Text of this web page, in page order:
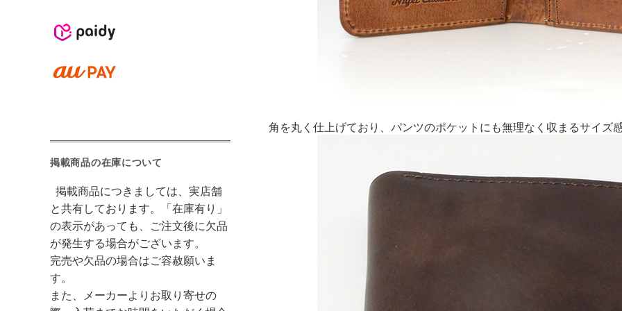
角を丸く仕上げており、パンツのポケットにも無理なく収まるサイズ
掲載商品の在庫について
掲載商品につきましては、実店舗
と共有しております。「在庫有り」
の表示があっても、ご注文後に欠品
が発生する場合がございます。
完売や欠品の場合はご容赦願いま
す。
また、メーカーよりお取り寄せの